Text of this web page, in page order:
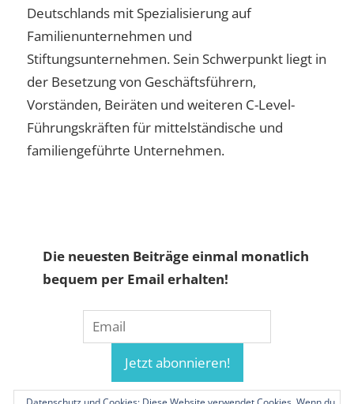
Deutschlands mit Spezialisierung auf
Familienunternehmen und
Stiftungsunternehmen. Sein Schwerpunkt liegt in
der Besetzung von Geschäftsführern,
Vorständen, Beiräten und weiteren C-Level-
Führungskräften für mittelständische und
familiengeführte Unternehmen.
Die neuesten Beiträge einmal monatlich
bequem per Email erhalten!